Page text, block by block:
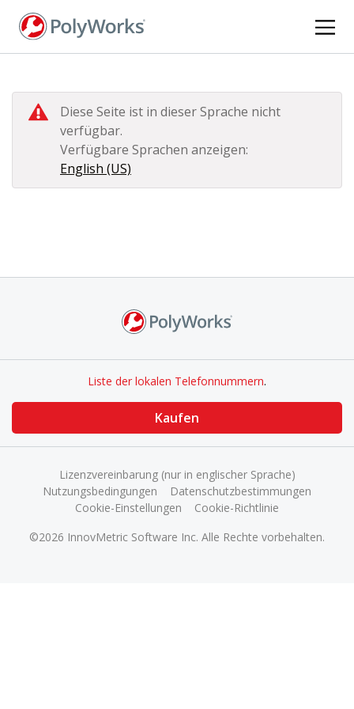
Direkt
zum
Diese Seite ist in dieser Sprache nicht
verfügbar.
Verfügbare Sprachen anzeigen:
English (US)
Liste der lokalen Telefonnummern.
Kaufen
©2026 InnovMetric Software Inc. Alle Rechte vorbehalten.
Lizenzvereinbarung (nur in englischer Sprache)
Nutzungsbedingungen
Datenschutzbestimmungen
Cookie-Einstellungen
Cookie-Richtlinie